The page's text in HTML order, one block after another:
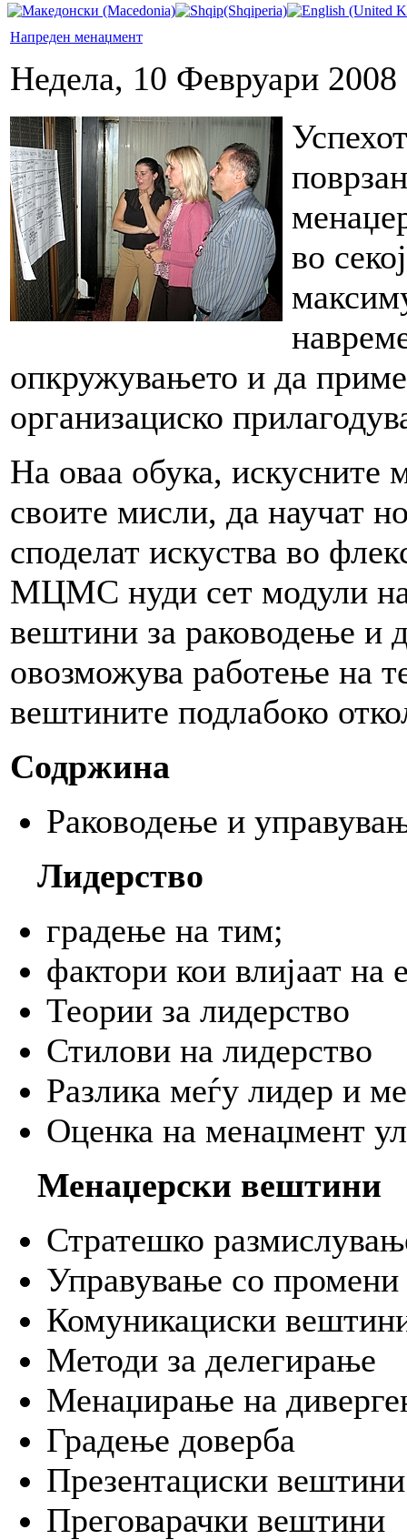
Напреден менаџмент
Недела, 10 Февруари 2008
во
опкружувањето и да
организациско
На оваа обука, искусните
своите мисли, да научат
споделат искуства во
МЦМС нуди сет модули на
вештини за раководење и
овозможува работење на
вештините подлабоко
Содржина
Раководење и
Лидерство
градење на тим;
фактори кои влијаат на
Теории за лидерство
Стилови на лидерство
Разлика меѓу лидер и
Оценка на менаџмент
Менаџерски вештини
Стратешко
Управување со промени
Комуникациски
Методи за делегирање
Менаџирање на
Градење доверба
Презентациски вештини
Преговарачки вештини